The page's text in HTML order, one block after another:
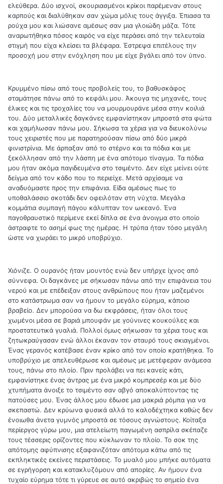
ελεύθερα. Δύο ισχνοί, σκουριασμένοι κρίκοι παρέμεναν στους
καρπούς και διαλύθηκαν σαν χώμα μόλις τους άγγιξα. Έπιασα τα
ρούχα μου και λιώσανε αμέσως σαν μια γλοιώδη μάζα. Τότε
αναρωτήθηκα πόσος καιρός να είχε περάσει από την τελευταία
στιγμή που είχα κλείσει τα βλέφαρα. Έστρεψα επιτέλους την
προσοχή μου στην ενόχληση που με είχε βγάλει από τον ύπνο.
Κρυμμένο πίσω από τους προβολείς του, το βαθυσκάφος
σταμάτησε πάνω από το κεφάλι μου. Άκουγα τις μηχανές, τους
έλικες και τις τροχαλίες του να μουρμουράνε μέσα στην κοιλιά
του. Δύο μεταλλικές δαγκάνες εμφανίστηκαν μπροστά στα φώτα
και χαμήλωσαν πάνω μου. Σήκωσα τα χέρια για να διευκολύνω
τους χειριστές που με παρατηρούσαν πίσω από δύο μικρά
φινιστρίνια. Με άρπαξαν από το στέρνο και τα πόδια και με
ξεκόλλησαν από την λάσπη με ένα απότομο τίναγμα. Τα πόδια
μου ήταν ακόμα παγιδευμένα στο τσιμέντο. Δεν είχε μείνει ούτε
δείγμα από τον κάδο που το περιείχε. Μετά αρχίσαμε να
αναδυόμαστε προς την επιφάνια. Είδα αμέσως πως το
υποθαλάσσιο σκοτάδι δεν οφειλόταν στη νύχτα. Μεγάλα
κομμάτια συμπαγή πάγου κάλυπταν τον ωκεανό. Ένα
παγοθραυστικό περίμενε εκεί δίπλα σε ένα άνοιγμα στο οποίο
άστραφτε το ασημί φως της ημέρας. Η τρύπα ήταν τόσο μεγάλη
ώστε να χωράει το μικρό υποβρύχιο.
Χιόνιζε. Ο ουρανός ήταν μουντός ενώ δεν υπήρχε ίχνος από
σύννεφα. Οι δαγκάνες με σήκωσαν πάνω από την επιφάνεια του
νερού και με επέδειξαν στους ανθρώπους που ήταν μαζεμένοι
στο κατάστρωμα σαν να ήμουν το μεγάλο εύρημα, κάποιο
βραβείο. Δεν μπορούσα να δω εκφράσεις, ήταν όλοι τους
χωμένοι μέσα σε βαριά μπουφάν με γούνινες κουκούλες και
προστατευτικά γυαλιά. Πολλοί όμως σήκωσαν τα χέρια τους και
ζητωκραύγασαν ενώ άλλοι έκαναν τον σταυρό τους σκιαγμένοι.
Ένας γερανός κατέβασε έναν κρίκο από τον οποίο κρατήθηκα. Το
υποβρύχιο με απελευθέρωσε και αμέσως με μετέφεραν ανάμεσα
τους, πάνω στο πλοίο. Πριν προλάβει να πει κανείς κάτι,
εμφανίστηκε ένας άντρας με ένα μικρό κομπρεσέρ και με δύο
χτυπήματα άνοιξε το τσιμέντο σαν αβγό αποκαλύπτοντας τις
πατούσες μου. Ένας άλλος μου έδωσε μια μακριά ρόμπα για να
σκεπαστώ. Δεν κρύωνα φυσικά αλλά το καλοδέχτηκα καθώς δεν
ένοιωθα άνετα γυμνός μπροστά σε τόσους αγνώστους. Κοίταξα
περίεργος γύρω μου, μια ατελείωτη παγωμένη ασπρίλα σκέπαζε
τους τέσσερις ορίζοντες που κύκλωναν το πλοίο. Το σοκ της
απότομης αφύπνισης εξαφανιζόταν απότομα κάτω από τις
εκπληκτικές εκείνες περιστάσεις. Το μυαλό μου μπήκε αυτόματα
σε εγρήγορση και κατακλυζόμουν από απορίες. Αν ήμουν ένα
τυχαίο εύρημα τότε τι γύρευε σε αυτό ακριβώς το σημείο ένα